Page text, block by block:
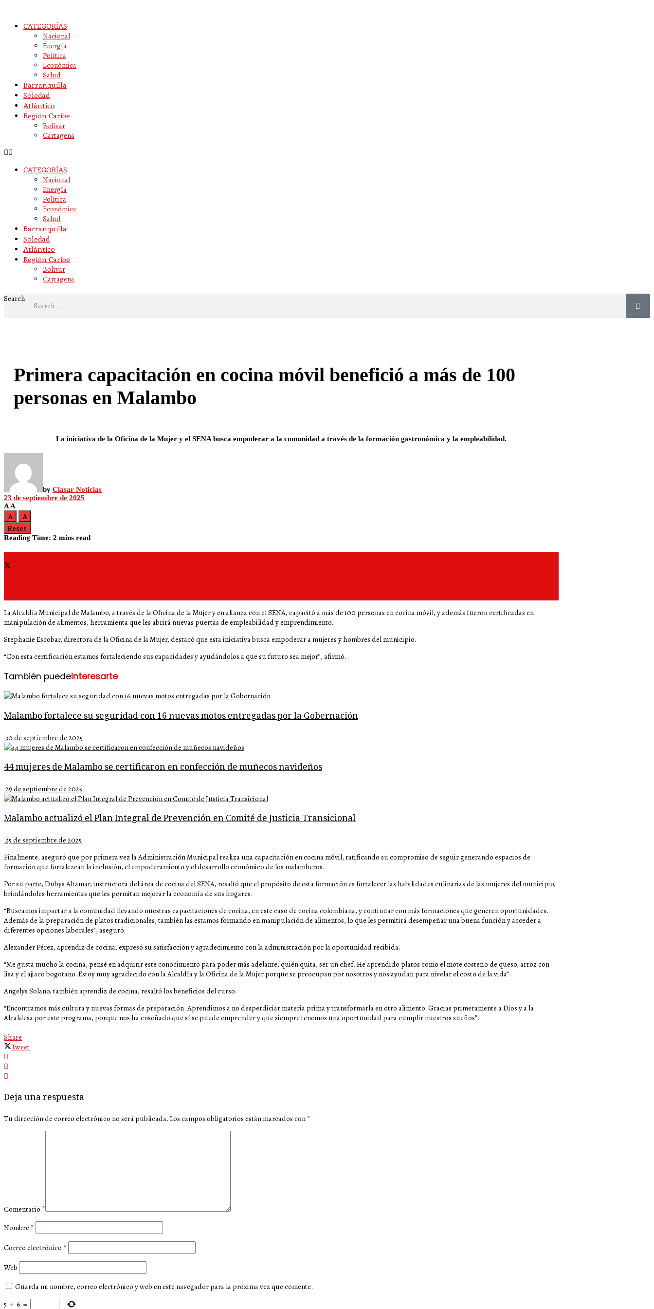
CATEGORÍAS
Nacional
Energía
Política
Económica
Salud
Barranquilla
Soledad
Atlántico
Región Caribe
Bolívar
Cartagena
CATEGORÍAS
Nacional
Energía
Política
Económica
Salud
Barranquilla
Soledad
Atlántico
Región Caribe
Bolívar
Cartagena
Search
Primera capacitación en cocina móvil benefició a más de 100
personas en Malambo
La iniciativa de la Oficina de la Mujer y el SENA busca empoderar a la comunidad a través de la formación gastronómica y la empleabilidad.
by Clasar Noticias
23 de septiembre de 2025
AA
A
A
Reset
Reading Time: 2 mins read
La Alcaldía Municipal de Malambo, a través de la Oficina de la Mujer y en alianza con el SENA, capacitó a más de 100 personas en cocina móvil, y además fueron certificadas en
manipulación de alimentos, herramienta que les abrirá nuevas puertas de empleabilidad y emprendimiento.
Stephanie Escobar, directora de la Oficina de la Mujer, destacó que esta iniciativa busca empoderar a mujeres y hombres del municipio.
“Con esta certificación estamos fortaleciendo sus capacidades y ayudándolos a que su futuro sea mejor”, afirmó.
También puedeInteresarte
Malambo fortalece su seguridad con 16 nuevas motos entregadas por la Gobernación
30 de septiembre de 2025
44 mujeres de Malambo se certificaron en confección de muñecos navideños
29 de septiembre de 2025
Malambo actualizó el Plan Integral de Prevención en Comité de Justicia Transicional
25 de septiembre de 2025
Finalmente, aseguró que por primera vez la Administración Municipal realiza una capacitación en cocina móvil, ratificando su compromiso de seguir generando espacios de
formación que fortalezcan la inclusión, el empoderamiento y el desarrollo económico de los malamberos.
Por su parte, Dubys Altamar, instructora del área de cocina del SENA, resaltó que el propósito de esta formación es fortalecer las habilidades culinarias de las mujeres del municipio,
brindándoles herramientas que les permitan mejorar la economía de sus hogares.
“Buscamos impactar a la comunidad llevando nuestras capacitaciones de cocina, en este caso de cocina colombiana, y continuar con más formaciones que generen oportunidades.
Además de la preparación de platos tradicionales, también las estamos formando en manipulación de alimentos, lo que les permitirá desempeñar una buena función y acceder a
diferentes opciones laborales”, aseguró.
Alexander Pérez, aprendiz de cocina, expresó su satisfacción y agradecimiento con la administración por la oportunidad recibida.
“Me gusta mucho la cocina, pensé en adquirir este conocimiento para poder más adelante, quién quita, ser un chef. He aprendido platos como el mote costeño de queso, arroz con
lisa y el ajiaco bogotano. Estoy muy agradecido con la Alcaldía y la Oficina de la Mujer porque se preocupan por nosotros y nos ayudan para nivelar el costo de la vida”.
Angelys Solano, también aprendiz de cocina, resaltó los beneficios del curso.
“Encontramos más cultura y nuevas formas de preparación. Aprendimos a no desperdiciar materia prima y transformarla en otro alimento. Gracias primeramente a Dios y a la
Alcaldesa por este programa, porque nos ha enseñado que sí se puede emprender y que siempre tenemos una oportunidad para cumplir nuestros sueños”.
Share
Tweet
Deja una respuesta
Tu dirección de correo electrónico no será publicada. Los campos obligatorios están marcados con *
Comentario *
Nombre *
Correo electrónico *
Web
Guarda mi nombre, correo electrónico y web en este navegador para la próxima vez que comente.
5 + 6 =